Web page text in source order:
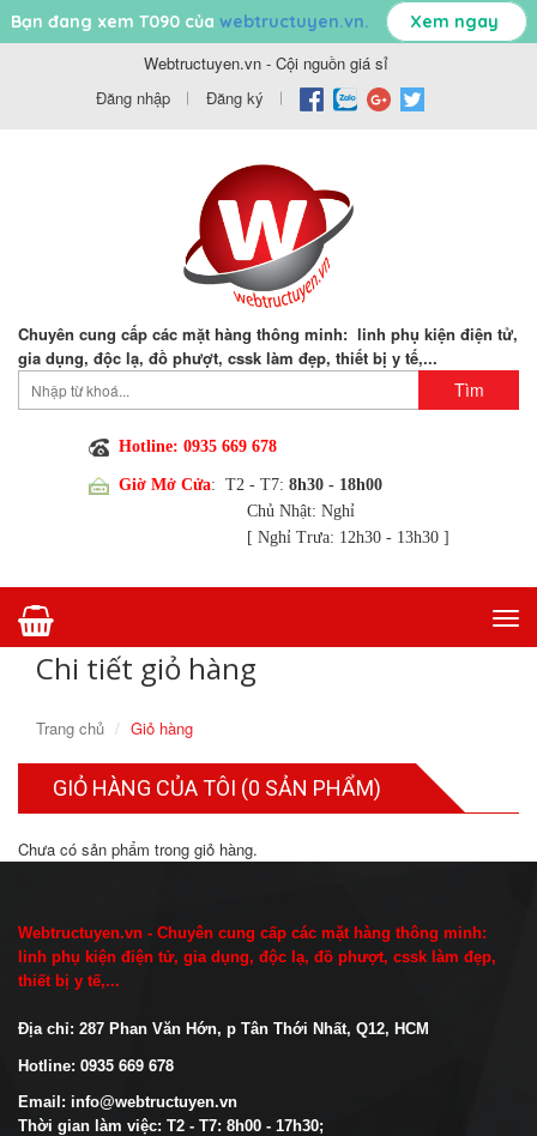
Webtructuyen.vn - Cội nguồn giá sỉ
Đăng nhập
Đăng ký
Chuyên cung cấp các mặt hàng thông minh: linh phụ kiện điện tử,
gia dụng, độc lạ, đồ phượt, cssk làm đẹp, thiết bị y tế,...
Hotline: 0935 669 678
Giờ Mở Cửa: T2 - T7: 8h30 - 18h00
Chủ Nhật: Nghỉ
[ Nghỉ Trưa: 12h30 - 13h30 ]
Chi tiết giỏ hàng
Trang chủ Giỏ hàng
GIỎ HÀNG CỦA TÔI (0 SẢN PHẨM)
Chưa có sản phẩm trong giỏ hàng.
Webtructuyen.vn - Chuyên cung cấp các mặt hàng thông minh:
linh phụ kiện điện tử, gia dụng, độc lạ, đồ phượt, cssk làm đẹp,
thiết bị y tế,...
Địa chỉ: 287 Phan Văn Hớn, p Tân Thới Nhất, Q12, HCM
Hotline: 0935 669 678
Email: info@webtructuyen.vn
Thời gian làm việc: T2 - T7: 8h00 - 17h30;
Bạn đang xem T090 của webtructuyen.vn. Xem ngay